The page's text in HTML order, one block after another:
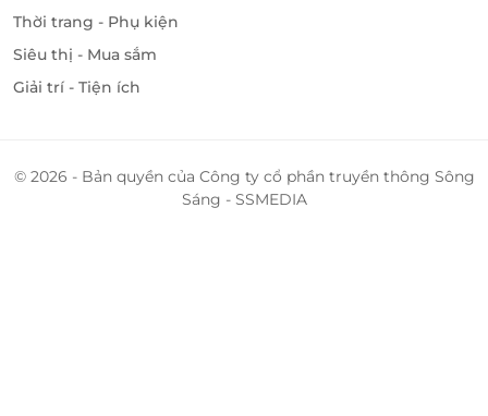
Thời trang - Phụ kiện
Siêu thị - Mua sắm
Giải trí - Tiện ích
© 2026 - Bản quyền của Công ty cổ phần truyền thông Sông
Sáng - SSMEDIA